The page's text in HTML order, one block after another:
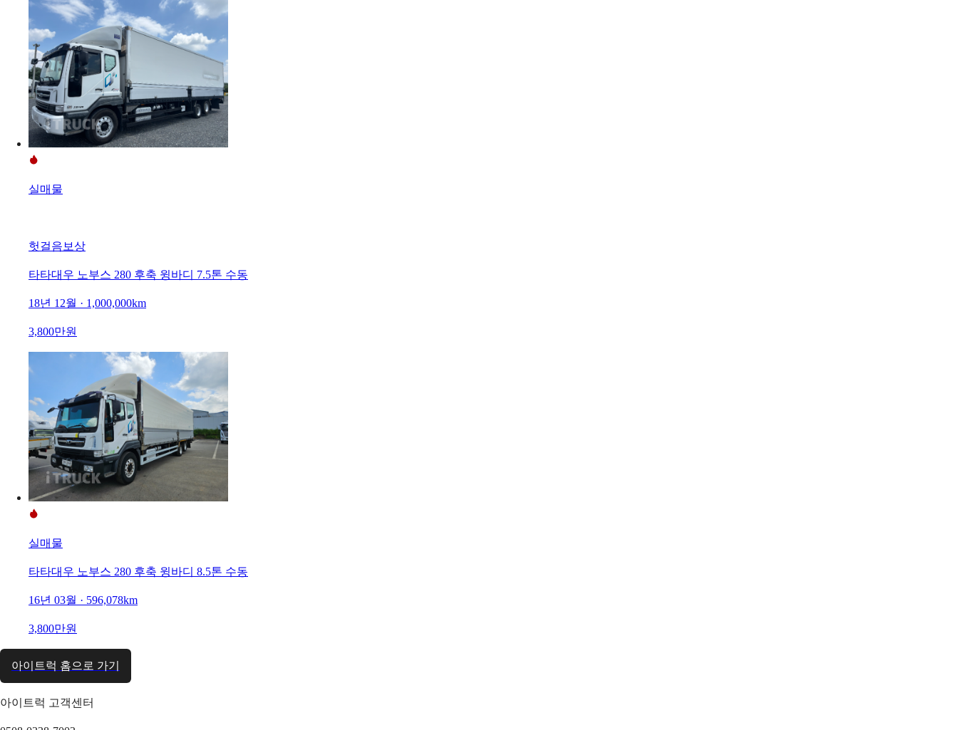
실매물
헛걸음보상
타타대우 노부스 280 후축 윙바디 7.5톤 수동
18년 12월 · 1,000,000km
3,800만원
실매물
타타대우 노부스 280 후축 윙바디 8.5톤 수동
16년 03월 · 596,078km
3,800만원
아이트럭 홈으로 가기
아이트럭 고객센터